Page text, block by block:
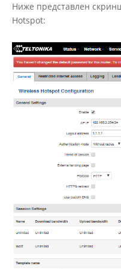
Ниже представлен
Hotspot: